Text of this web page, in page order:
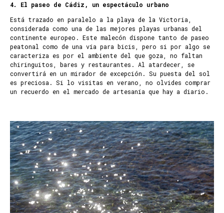
4. El paseo de Cádiz, un espectáculo urbano
Está trazado en paralelo a la playa de la Victoria,
considerada como una de las mejores playas urbanas del
continente europeo. Este malecón dispone tanto de paseo
peatonal como de una vía para bicis, pero si por algo se
caracteriza es por el ambiente del que goza, no faltan
chiringuitos, bares y restaurantes. Al atardecer, se
convertirá en un mirador de excepción. Su puesta del sol
es preciosa. Si lo visitas en verano, no olvides comprar
un recuerdo en el mercado de artesanía que hay a diario.